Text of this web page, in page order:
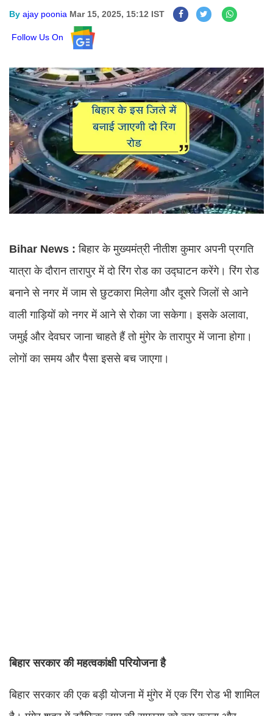
By ajay poonia Mar 15, 2025, 15:12 IST
Follow Us On
Bihar News : बिहार के मुख्यमंत्री नीतीश कुमार अपनी प्रगति
यात्रा के दौरान तारापुर में दो रिंग रोड का उद्घाटन करेंगे। रिंग रोड
बनाने से नगर में जाम से छुटकारा मिलेगा और दूसरे जिलों से आने
वाली गाड़ियों को नगर में आने से रोका जा सकेगा। इसके अलावा,
जमुई और देवघर जाना चाहते हैं तो मुंगेर के तारापुर में जाना होगा।
लोगों का समय और पैसा इससे बच जाएगा।
बिहार सरकार की महत्वकांक्षी परियोजना है
बिहार सरकार की एक बड़ी योजना में मुंगेर में एक रिंग रोड भी शामिल